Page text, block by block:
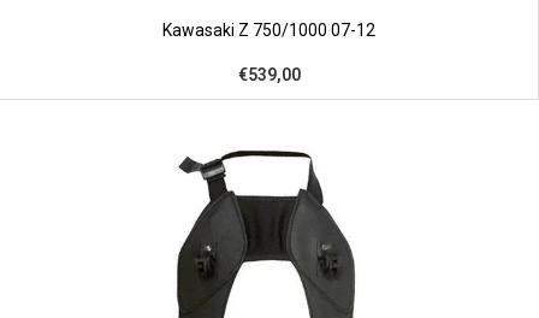
Kawasaki Z 750/1000 07-12
€539,00